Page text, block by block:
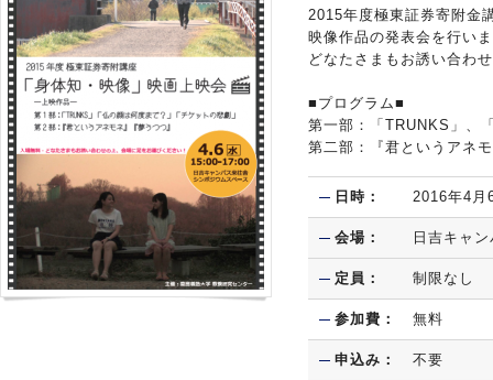
2015年度極東証券寄附金
映像作品の発表会を行い
どなたさまもお誘い合わ
■プログラム■
第一部：「TRUNKS」、
第二部：『君というアネ
日時： 2016年4
会場： 日吉キャ
定員： 制限なし
参加費： 無料
申込み： 不要